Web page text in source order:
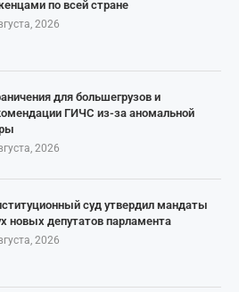
по всей стране
2026
для большегрузов и
ГИЧС из-за аномальной
2026
суд утвердил мандаты
новых депутатов парламента
2026